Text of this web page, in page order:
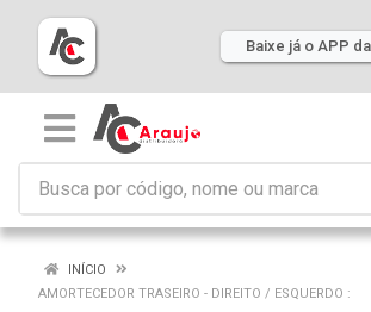
Baixe já o APP
INÍCIO
AMORTECEDOR TRASEIRO - DIREITO / ESQUERDO :